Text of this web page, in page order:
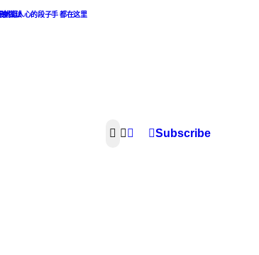
挑逗人心的段子手 都在这里
食做法
Subscribe